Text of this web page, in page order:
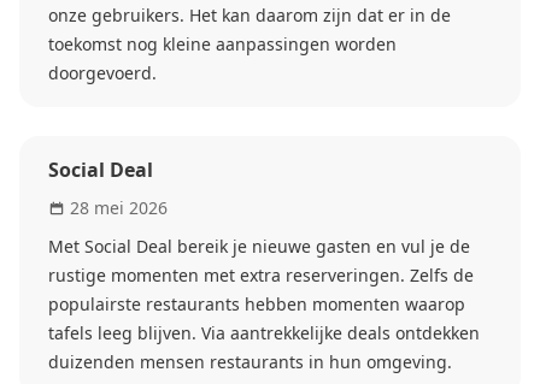
onze gebruikers. Het kan daarom zijn dat er in de
toekomst nog kleine aanpassingen worden
doorgevoerd.
Social Deal
28 mei 2026
Met Social Deal bereik je nieuwe gasten en vul je de
rustige momenten met extra reserveringen. Zelfs de
populairste restaurants hebben momenten waarop
tafels leeg blijven. Via aantrekkelijke deals ontdekken
duizenden mensen restaurants in hun omgeving.